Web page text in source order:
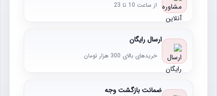
از ساعت 10 تا 23
ارسال رایگان
خریدهای بالای 300 هزار تومان
ضمانت بازگشت وجه